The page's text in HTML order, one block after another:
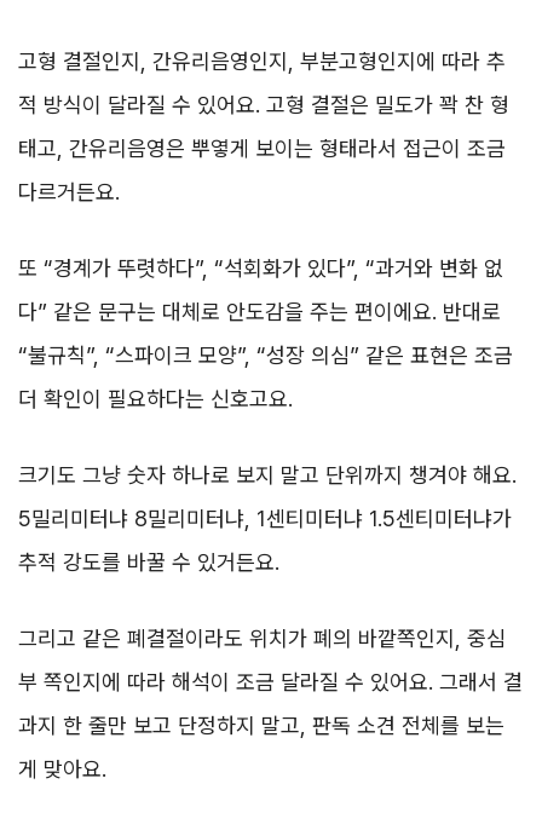
고형 결절인지, 간유리음영인지, 부분고형인지에 따라 추
적 방식이 달라질 수 있어요. 고형 결절은 밀도가 꽉 찬 형
태고, 간유리음영은 뿌옇게 보이는 형태라서 접근이 조금
다르거든요.
또 “경계가 뚜렷하다”, “석회화가 있다”, “과거와 변화 없
다” 같은 문구는 대체로 안도감을 주는 편이에요. 반대로
“불규칙”, “스파이크 모양”, “성장 의심” 같은 표현은 조금
더 확인이 필요하다는 신호고요.
크기도 그냥 숫자 하나로 보지 말고 단위까지 챙겨야 해요.
5밀리미터냐 8밀리미터냐, 1센티미터냐 1.5센티미터냐가
추적 강도를 바꿀 수 있거든요.
그리고 같은 폐결절이라도 위치가 폐의 바깥쪽인지, 중심
부 쪽인지에 따라 해석이 조금 달라질 수 있어요. 그래서 결
과지 한 줄만 보고 단정하지 말고, 판독 소견 전체를 보는
게 맞아요.